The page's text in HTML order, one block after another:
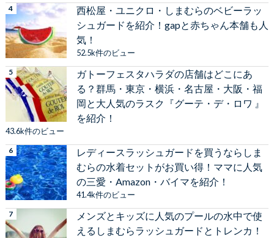
西松屋・ユニクロ・しまむらのベビーラッ
シュガードを紹介！gapと赤ちゃん本舗も人
気！
52.5k件のビュー
ガトーフェスタハラダの店舗はどこにあ
る？群馬・東京・横浜・名古屋・大阪・福
岡と大人気のラスク『グーテ・デ・ロワ 』
を紹介！
43.6k件のビュー
レディースラッシュガードを買うならしま
むらの水着セットがお買い得！ママに人気
の三愛・Amazon・バイマを紹介！
41.4k件のビュー
メンズとキッズに人気のプールの水中で使
えるしまむらラッシュガードとトレンカ！